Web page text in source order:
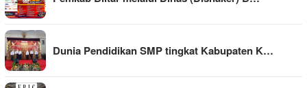
Dunia Pendidikan SMP tingkat Kabupaten K…